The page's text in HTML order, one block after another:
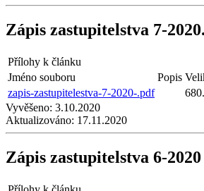
Zápis zastupitelstva 7-2020.
Přílohy k článku
Jméno souboru
Popis
zapis-zastupitelestva-7-2020-.pdf
Vyvěšeno: 3.10.2020
Aktualizováno: 17.11.2020
Zápis zastupitelstva 6-2020